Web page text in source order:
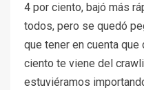
4 por ciento, bajó más
todos, pero se quedó
que tener en cuenta
ciento te viene del
estuviéramos